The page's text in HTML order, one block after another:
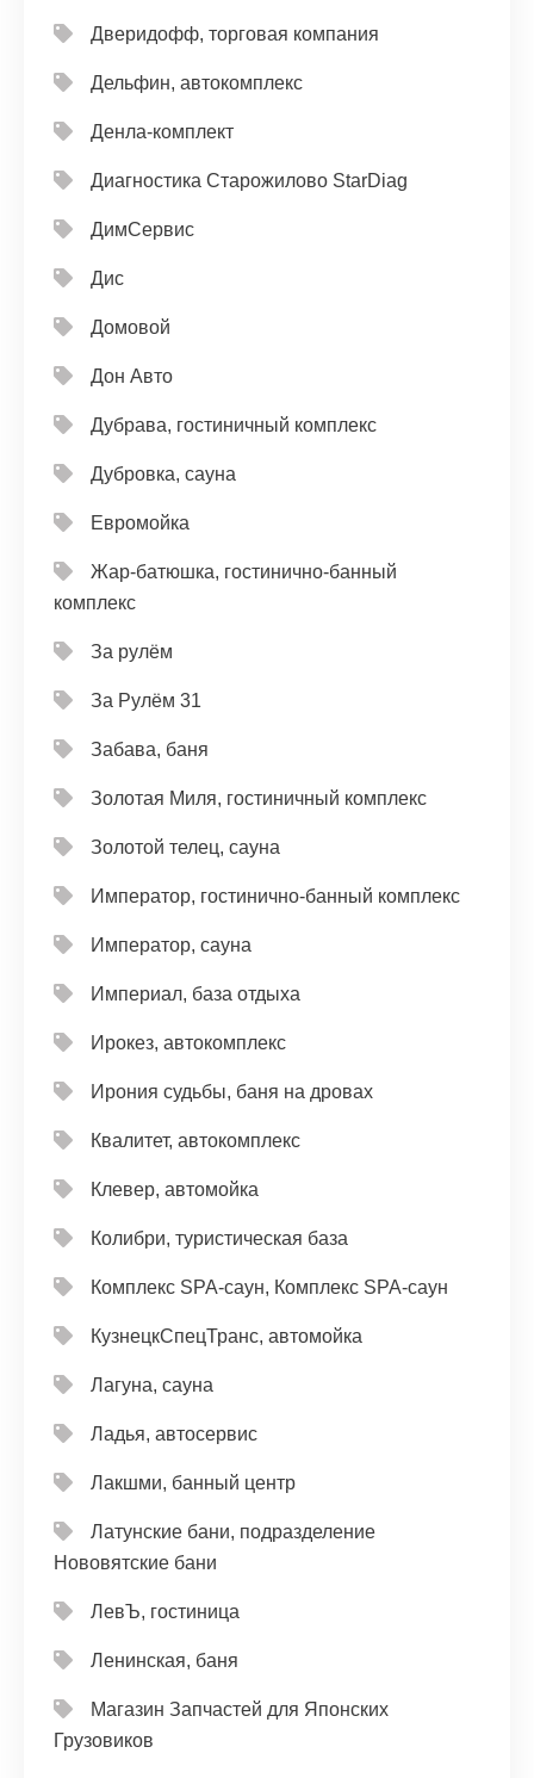
Дверидофф, торговая компания
Дельфин, автокомплекс
Денла-комплект
Диагностика Старожилово StarDiag
ДимСервис
Дис
Домовой
Дон Авто
Дубрава, гостиничный комплекс
Дубровка, сауна
Евромойка
Жар-батюшка, гостинично-банный
комплекс
За рулём
За Рулём 31
Забава, баня
Золотая Миля, гостиничный комплекс
Золотой телец, сауна
Император, гостинично-банный комплекс
Император, сауна
Империал, база отдыха
Ирокез, автокомплекс
Ирония судьбы, баня на дровах
Квалитет, автокомплекс
Клевер, автомойка
Колибри, туристическая база
Комплекс SPA-саун, Комплекс SPA-саун
КузнецкСпецТранс, автомойка
Лагуна, сауна
Ладья, автосервис
Лакшми, банный центр
Латунские бани, подразделение
Нововятские бани
ЛевЪ, гостиница
Ленинская, баня
Магазин Запчастей для Японских
Грузовиков